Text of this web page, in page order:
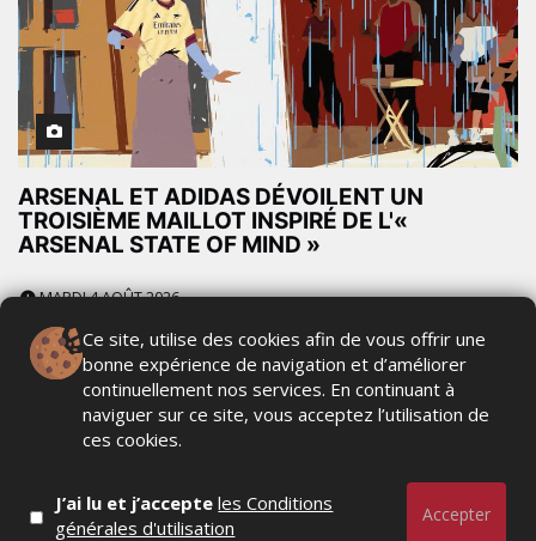
ARSENAL ET ADIDAS DÉVOILENT UN
TROISIÈME MAILLOT INSPIRÉ DE L'«
ARSENAL STATE OF MIND »
MARDI 4 AOÛT 2026
Ce site, utilise des cookies afin de vous offrir une
bonne expérience de navigation et d’améliorer
continuellement nos services. En continuant à
naviguer sur ce site, vous acceptez l’utilisation de
ces cookies.
J’ai lu et j’accepteles Conditions
générales d'utilisation
Accepter